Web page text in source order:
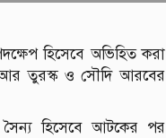
হিসেবে অভিহিত করা
আর তুরস্ক ও সৌদি আরবের
সৈন্য হিসেবে আটকের পর